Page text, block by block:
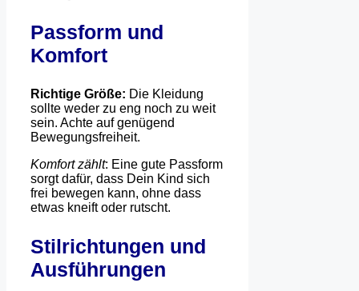
Passform und
Komfort
Richtige Größe: Die Kleidung
sollte weder zu eng noch zu weit
sein. Achte auf genügend
Bewegungsfreiheit.
Komfort zählt: Eine gute Passform
sorgt dafür, dass Dein Kind sich
frei bewegen kann, ohne dass
etwas kneift oder rutscht.
Stilrichtungen und
Ausführungen